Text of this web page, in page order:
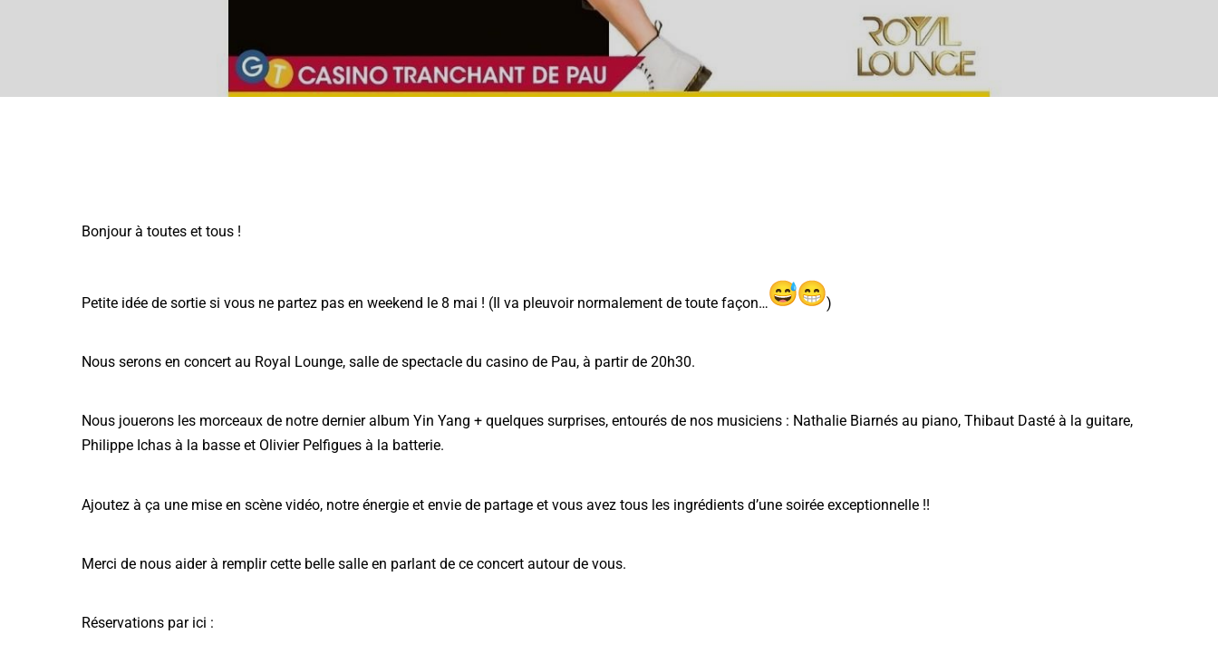
Bonjour à toutes et tous !
Petite idée de sortie si vous ne partez pas en weekend le 8 mai ! (Il va pleuvoir normalement de toute façon… )
Nous serons en concert au Royal Lounge, salle de spectacle du casino de Pau, à partir de 20h30.
Nous jouerons les morceaux de notre dernier album Yin Yang + quelques surprises, entourés de nos musiciens : Nathalie Biarnés au piano, Thibaut Dasté à la guitare,
Philippe Ichas à la basse et Olivier Pelfigues à la batterie.
Ajoutez à ça une mise en scène vidéo, notre énergie et envie de partage et vous avez tous les ingrédients d’une soirée exceptionnelle !!
Merci de nous aider à remplir cette belle salle en parlant de ce concert autour de vous.
Réservations par ici :